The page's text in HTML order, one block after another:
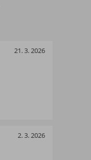
21. 3. 2026
2. 3. 2026